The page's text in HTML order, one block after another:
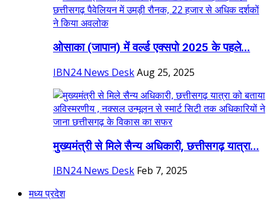
ओसाका (जापान) में वर्ल्ड एक्सपो 2025 के पहले...
IBN24 News DeskAug 25, 2025
मुख्यमंत्री से मिले सैन्य अधिकारी, छत्तीसगढ़ यात्रा...
IBN24 News Desk Feb 7, 2025
मध्य प्रदेश